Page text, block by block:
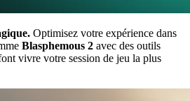
Optimisez votre expérience dans
Blasphemous 2 avec des outils
vivre votre session de jeu la plus